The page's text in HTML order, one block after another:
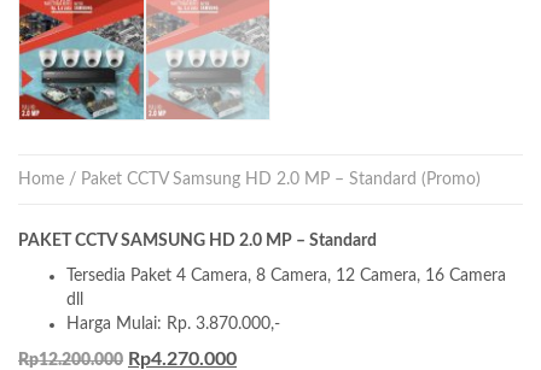
Home / Paket CCTV Samsung HD 2.0 MP – Standard (Promo)
PAKET CCTV SAMSUNG HD 2.0 MP – Standard
Tersedia Paket 4 Camera, 8 Camera, 12 Camera, 16 Camera
dll
Harga Mulai: Rp. 3.870.000,-
Rp12.200.000 Rp4.270.000